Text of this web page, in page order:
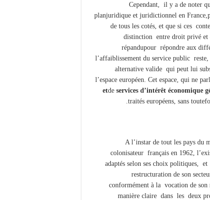
Cependant, il y a de noter
planjuridique et juridictionnel en
de tous les cotés, et que si ces
distinction entre droit privé
répandupour répondre aux
l’affaiblissement du service public
alternative valide qui peut lui
l’espace européen. Cet espace, qui ne
etde services d’intérêt économique
traités européens, sans
A l’instar de tout les pays du
colonisateur français en 1962,
adaptés selon ses choix politiques,
restructuration de son
conformément à la vocation de
manière claire dans les deux